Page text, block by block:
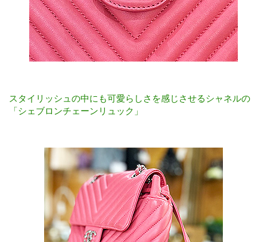
スタイリッシュの中にも可愛らしさを感じさせるシャネルの
「シェブロンチェーンリュック」